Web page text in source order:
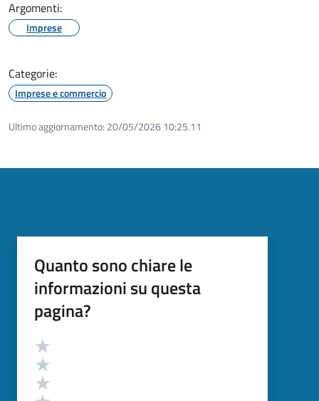
Argomenti:
Imprese
Categorie:
Imprese e commercio
Ultimo aggiornamento: 20/05/2026 10:25.11
Quanto sono chiare le
informazioni su questa
pagina?
Valutazione